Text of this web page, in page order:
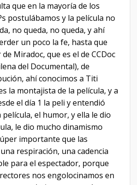
que en la mayoría de los
postulábamos y la película no
no queda, no queda, y ahí
un poco la fe, hasta que
Miradoc, que es el de CCDoc
del Documental), de
ahí conocimos a Titi
la montajista de la película, y a
el día 1 la peli y entendió
el humor, y ella le dio
le dio mucho dinamismo
importante que las
respiración, una cadencia
para el espectador, porque
nos engolocinamos en